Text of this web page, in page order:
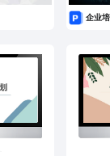
企业